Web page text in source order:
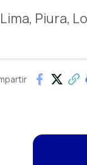
Piura,